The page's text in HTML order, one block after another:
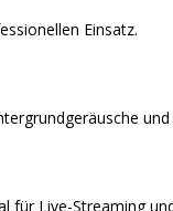
Einsatz.
für Live-Streaming